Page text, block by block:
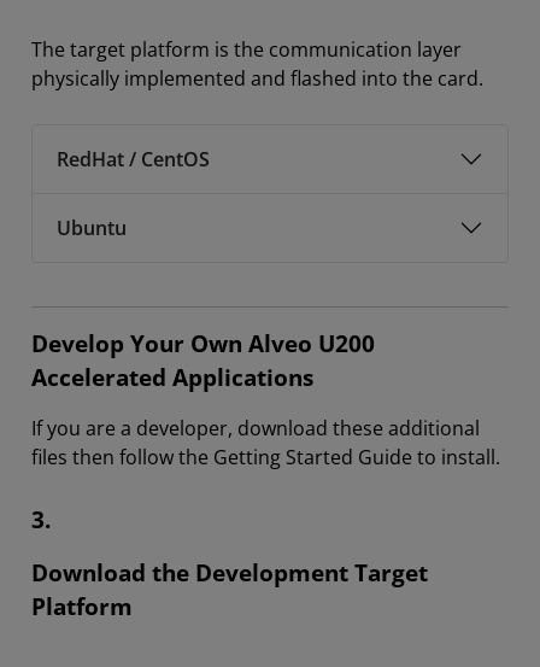
The target platform is the communication layer
physically implemented and flashed into the card.
RedHat / CentOS
Ubuntu
Develop Your Own Alveo U200
Accelerated Applications
If you are a developer, download these additional
files then follow the Getting Started Guide to install.
3.
Download the Development Target
Platform